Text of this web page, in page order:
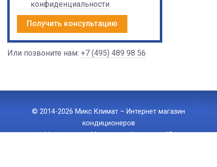
конфиденциальности
Получить консультацию
Или позвоните нам: +7 (495) 489 98 56
© 2014-2026 Микс Климат – Интернет магазин
кондиционеров
Наш адрес: г. Москва, ул. Ижорская 15